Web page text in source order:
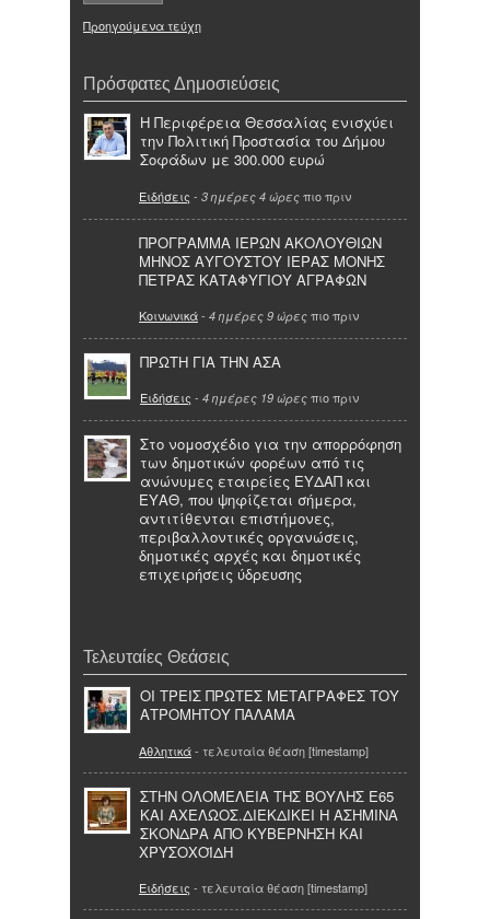
Προηγούμενα τεύχη
Πρόσφατες Δημοσιεύσεις
Η Περιφέρεια Θεσσαλίας ενισχύει
την Πολιτική Προστασία του Δήμου
Σοφάδων με 300.000 ευρώ
Ειδήσεις - 3 ημέρες 4 ώρες πιο πριν
ΠΡΟΓΡΑΜΜΑ ΙΕΡΩΝ ΑΚΟΛΟΥΘΙΩΝ
ΜΗΝΟΣ ΑΥΓΟΥΣΤΟΥ ΙΕΡΑΣ ΜΟΝΗΣ
ΠΕΤΡΑΣ ΚΑΤΑΦΥΓΙΟΥ ΑΓΡΑΦΩΝ
Κοινωνικά- 4 ημέρες 9 ώρες πιο πριν
ΠΡΩΤΗ ΓΙΑ ΤΗΝ ΑΣΑ
Ειδήσεις - 4 ημέρες 19 ώρες πιο πριν
Στο νομοσχέδιο για την απορρόφηση
των δημοτικών φορέων από τις
ανώνυμες εταιρείες ΕΥΔΑΠ και
ΕΥΑΘ, που ψηφίζεται σήμερα,
αντιτίθενται επιστήμονες,
περιβαλλοντικές οργανώσεις,
δημοτικές αρχές και δημοτικές
επιχειρήσεις ύδρευσης
Τελευταίες Θεάσεις
ΟΙ ΤΡΕΙΣ ΠΡΩΤΕΣ ΜΕΤΑΓΡΑΦΕΣ ΤΟΥ
ΑΤΡΟΜΗΤΟΥ ΠΑΛΑΜΑ
Αθλητικά- τελευταία θέαση [timestamp]
ΣΤΗΝ ΟΛΟΜΕΛΕΙΑ ΤΗΣ ΒΟΥΛΗΣ Ε65
ΚΑΙ ΑΧΕΛΩΟΣ.ΔΙΕΚΔΙΚΕΙ Η ΑΣΗΜΙΝΑ
ΣΚΟΝΔΡΑ ΑΠΟ ΚΥΒΕΡΝΗΣΗ ΚΑΙ
ΧΡΥΣΟΧΟΪΔΗ
Ειδήσεις - τελευταία θέαση [timestamp]